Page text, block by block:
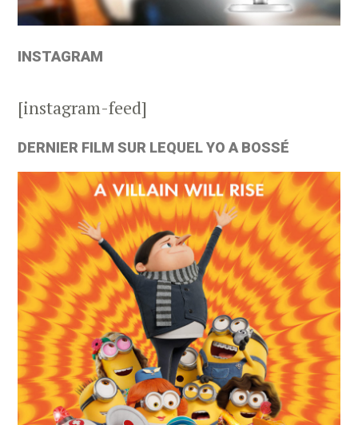
INSTAGRAM
[instagram-feed]
DERNIER FILM SUR LEQUEL YO A BOSSÉ